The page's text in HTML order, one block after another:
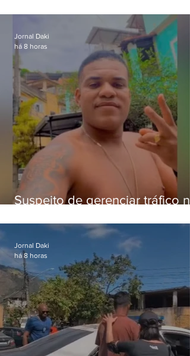
crianças
Suspeito de gerenciar tráfico na
foragido
Jornal Daki
há 8 horas
Jornal Daki
há 8 horas